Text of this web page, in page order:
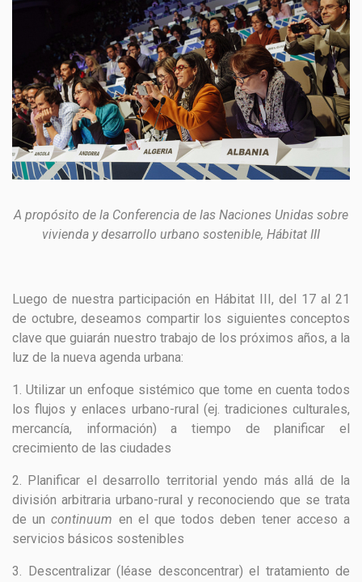
GESTIÓN DE RESIDUOS SÓLIDOS
ECO SAN
RE USO
COMUNICACIÓN Y GESTIÓN DEL CONOCIMIENTO
CONVOCATORIAS
A propósito de la Conferencia de las Naciones Unidas sobre
vivienda y desarrollo urbano sostenible, Hábitat III
Luego de nuestra participación en Hábitat III, del 17 al 21
de octubre, deseamos compartir los siguientes conceptos
clave que guiarán nuestro trabajo de los próximos años, a la
luz de la nueva agenda urbana:
1. Utilizar un enfoque sistémico que tome en cuenta todos
los flujos y enlaces urbano-rural (ej. tradiciones culturales,
mercancía, información) a tiempo de planificar el
crecimiento de las ciudades
2. Planificar el desarrollo territorial yendo más allá de la
división arbitraria urbano-rural yreconociendo que se trata
de uncontinuum en el que todos deben tener acceso a
servicios básicos sostenibles
3.
Descentralizar (léase desconcentrar) el tratamiento de